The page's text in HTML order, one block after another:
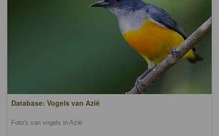
Database: Vogels van Azië
Foto's van vogels in Azië